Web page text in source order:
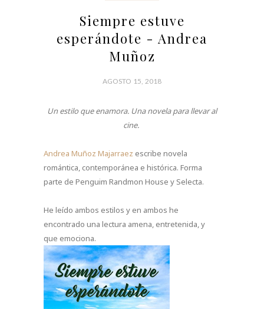
Siempre estuve
esperándote - Andrea
Muñoz
AGOSTO 15, 2018
Un estilo que enamora. Una novela para llevar al
cine.
Andrea Muñoz Majarraez escribe novela
romántica, contemporánea e histórica. Forma
parte de Penguim Randmon House y Selecta.
He leído ambos estilos y en ambos he
encontrado una lectura amena, entretenida, y
que emociona.